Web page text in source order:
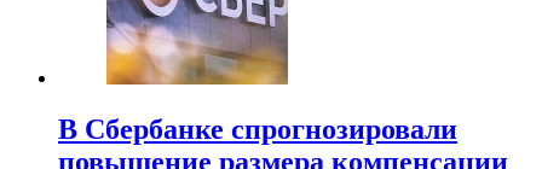
В Сбербанке спрогнозировали
повышение размера компенсации